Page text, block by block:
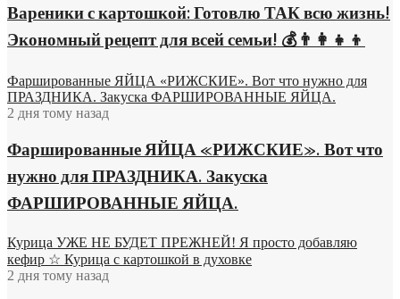
Вареники с картошкой: Готовлю ТАК всю жизнь!
Экономный рецепт для всей семьи! 💰👨👩👧👦
Фаршированные ЯЙЦА «РИЖСКИЕ». Вот что нужно для
ПРАЗДНИКА. Закуска ФАРШИРОВАННЫЕ ЯЙЦА.
2 дня тому назад
Фаршированные ЯЙЦА «РИЖСКИЕ». Вот что
нужно для ПРАЗДНИКА. Закуска
ФАРШИРОВАННЫЕ ЯЙЦА.
Курица УЖЕ НЕ БУДЕТ ПРЕЖНЕЙ! Я просто добавляю
кефир ☆ Курица с картошкой в духовке
2 дня тому назад